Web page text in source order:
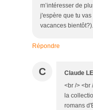
m’intéresser de
j'espère que tu
vacances
Répondre
C Claude
<br /> <br
la
romans